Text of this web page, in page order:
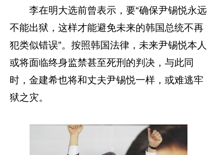
李在明大选前曾表示，要“确保尹锡悦永远
不能出狱，这样才能避免未来的韩国总统不再
犯类似错误”。按照韩国法律，未来尹锡悦本人
或将面临终身监禁甚至死刑的判决，与此同
时，金建希也将和丈夫尹锡悦一样，或难逃牢
狱之灾。